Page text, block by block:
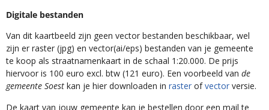
Digitale bestanden
Van dit kaartbeeld zijn geen vector bestanden beschikbaar, wel
zijn er raster (jpg) en vector(ai/eps) bestanden van je gemeente
te koop als straatnamenkaart in de schaal 1:20.000. De prijs
hiervoor is 100 euro excl. btw (121 euro). Een voorbeeld van de
gemeente Soest kan je hier downloaden in raster ofvector versie.
De kaart van jouw gemeente kan je bestellen door een mail te